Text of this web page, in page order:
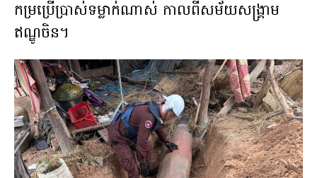
កម្រប្រេីប្រាស់ទម្លាក់ណាស់​ កាលពីសម័យសង្គ្រាម
ឥណ្ឌូចិន។